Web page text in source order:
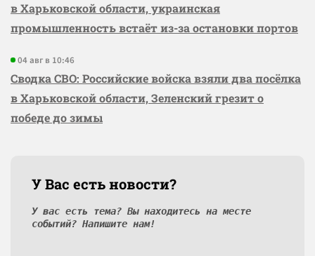
в Харьковской области, украинская
промышленность встаёт из-за остановки портов
04 авг в 10:46
Сводка СВО: Российские войска взяли два посёлка
в Харьковской области, Зеленский грезит о
победе до зимы
У Вас есть новости?
У вас есть тема? Вы находитесь на месте
событий? Напишите нам!